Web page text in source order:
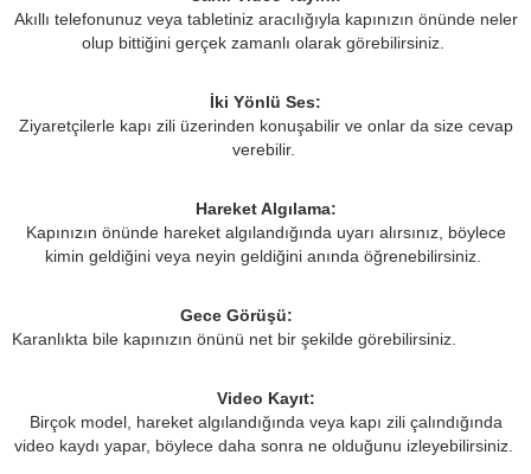
Akıllı telefonunuz veya tabletiniz aracılığıyla kapınızın önünde neler
olup bittiğini gerçek zamanlı olarak görebilirsiniz.
İki Yönlü Ses:
Ziyaretçilerle kapı zili üzerinden konuşabilir ve onlar da size cevap
verebilir.
Hareket Algılama:
Kapınızın önünde hareket algılandığında uyarı alırsınız, böylece
kimin geldiğini veya neyin geldiğini anında öğrenebilirsiniz.
Gece Görüşü:
Karanlıkta bile kapınızın önünü net bir şekilde görebilirsiniz.
Video Kayıt:
Birçok model, hareket algılandığında veya kapı zili çalındığında
video kaydı yapar, böylece daha sonra ne olduğunu izleyebilirsiniz.